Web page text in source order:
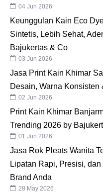
04 Jun 2026
Keunggulan Kain Eco
Sintetis, Lebih Sehat,
Bajukertas & Co
03 Jun 2026
Jasa Print Kain Khimar
Desain, Warna Konsisten
02 Jun 2026
Print Kain Khimar
Trending 2026 by
01 Jun 2026
Jasa Rok Pleats Wanita
Lipatan Rapi, Presisi,
Brand Anda
28 May 2026